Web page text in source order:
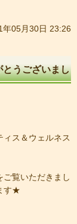
年05月30日 23:26
うございまし
ス＆ウェルネス
ご覧いただきまし
す★